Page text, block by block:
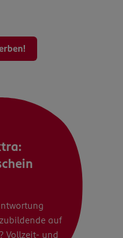
auf
Vollzeit- und